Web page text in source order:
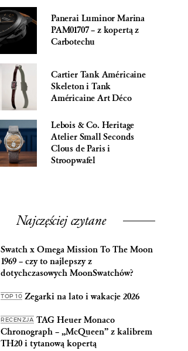
Panerai Luminor Marina
PAM01707 – z kopertą z
Carbotechu
Cartier Tank Américaine
Skeleton i Tank
Américaine Art Déco
Lebois & Co. Heritage
Atelier Small Seconds
Clous de Paris i
Stroopwafel
Najczęściej czytane
Swatch x Omega Mission To The Moon
1969 – czy to najlepszy z
dotychczasowych MoonSwatchów?
TOP 10 Zegarki na lato i wakacje 2026
RECENZJA TAG Heuer Monaco
Chronograph – „McQueen” z kalibrem
TH20 i tytanową kopertą